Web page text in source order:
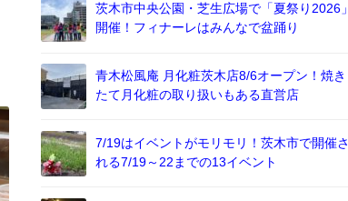
茨木市中央公園・芝生広場で「夏祭り2026」
開催！フィナーレはみんなで盆踊り
青木松風庵 月化粧茨木店8/6オープン！焼き
たて月化粧の取り扱いもある直営店
7/19はイベントがモリモリ！茨木市で開催さ
れる7/19～22までの13イベント